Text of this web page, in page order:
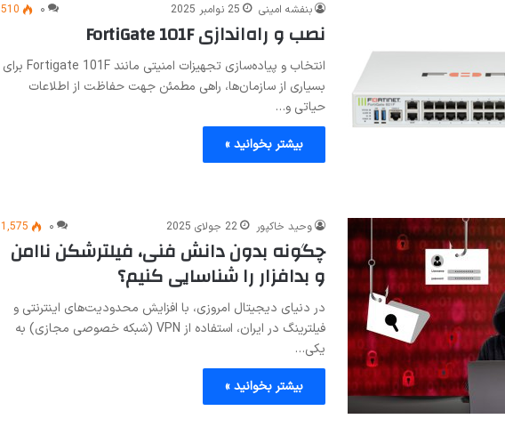
بنفشه امینی 25 نوامبر 2025 ۰ 510
نصب و راه‌اندازی FortiGate 101F
انتخاب و پیاده‌سازی تجهیزات امنیتی مانند Fortigate 101F برای
بسیاری از سازمان‌ها، راهی مطمئن جهت حفاظت از اطلاعات
حیاتی و…
بیشتر بخوانید »
وحید خاکپور 22 جولای 2025 ۰ 1,575
چگونه بدون دانش فنی، فیلترشکن ناامن
و بدافزار را شناسایی کنیم؟
در دنیای دیجیتال امروزی، با افزایش محدودیت‌های اینترنتی و
فیلترینگ در ایران، استفاده از VPN (شبکه خصوصی مجازی) به
یکی…
بیشتر بخوانید »